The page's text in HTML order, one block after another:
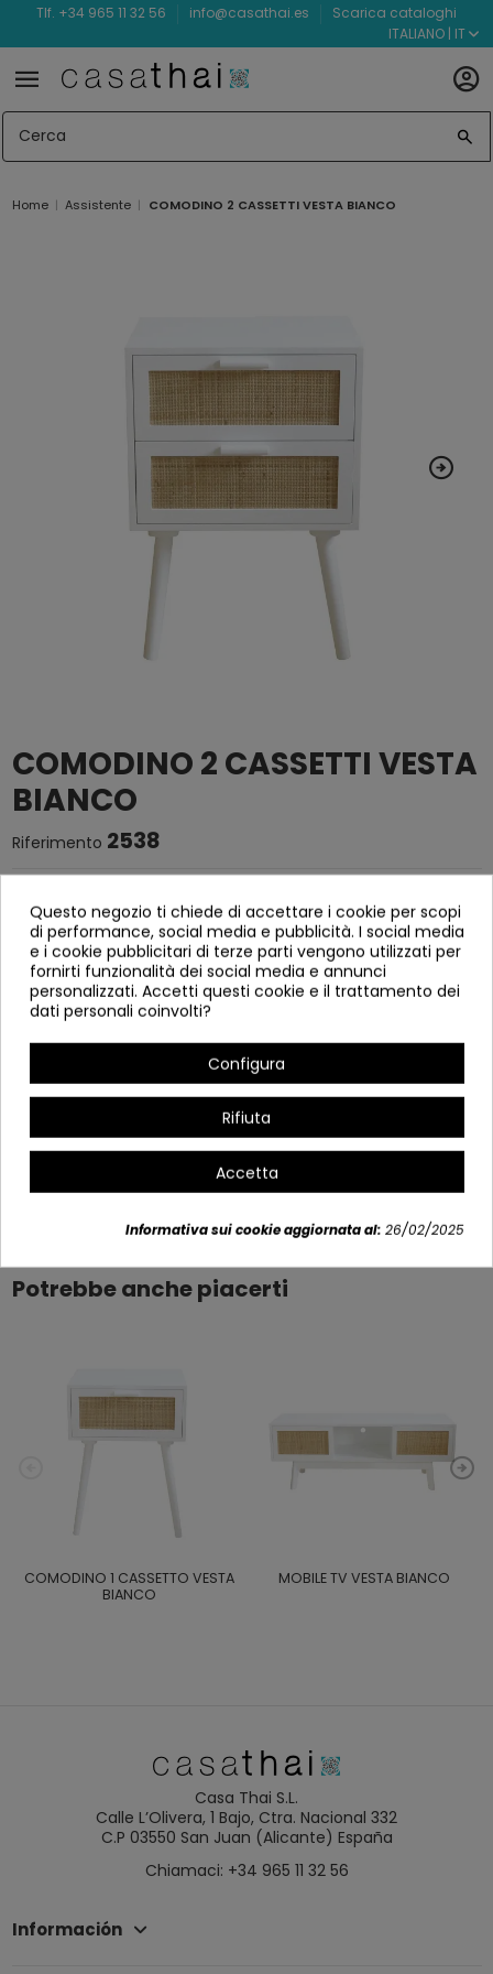
Tlf. +34 965 11 32 56 info@casathai.es
Scarica cataloghi
ITALIANO | IT
Home Assistente COMODINO 2 CASSETTI VESTA BIANCO
COMODINO 2 CASSETTI VESTA
BIANCO
Riferimento 2538
MESITAS
FABRICADA IN MDF CHAPA DE MADERA DE FRESNO IN COLOR
BLANCO, RATAN E PATA IN PINO COLOR BLANCO
MESITA 2 CAJONE
(VESTA)
Dettagli del prodotto
Potrebbe anche piacerti
COMODINO 1 CASSETTO VESTA
BIANCO
MOBILE TV VESTA BIANCO
Casa Thai S.L.
Calle L’Olivera, 1 Bajo, Ctra. Nacional 332
C.P 03550 San Juan (Alicante) España
Chiamaci: +34 965 11 32 56
Información
Questo negozio ti chiede di accettare i cookie per scopi
di performance, social media e pubblicità. I social media
e i cookie pubblicitari di terze parti vengono utilizzati per
fornirti funzionalità dei social media e annunci
personalizzati. Accetti questi cookie e il trattamento dei
dati personali coinvolti?
Configura
Rifiuta
Accetta
Informativa sui cookie aggiornata al:26/02/2025